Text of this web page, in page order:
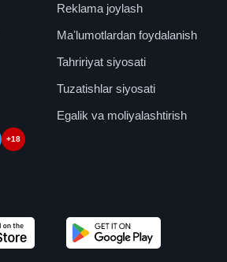
Reklama joylash
Maʼlumotlardan foydalanish
Tahririyat siyosati
Tuzatishlar siyosati
Egalik va moliyalashtirish
+18